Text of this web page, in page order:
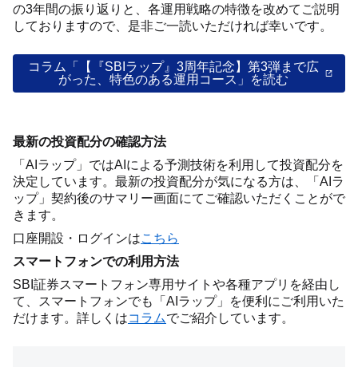
の3年間の振り返りと、各運用戦略の特徴を改めてご説明
しておりますので、是非ご一読いただければ幸いです。
コラム「【『SBIラップ』3周年記念】第3弾まで広
がった、特色のある運用コース」を読む
最新の投資配分の確認方法
「AIラップ」ではAIによる予測技術を利用して投資配分を
決定しています。最新の投資配分が気になる方は、「AIラ
ップ」契約後のサマリー画面にてご確認いただくことがで
きます。
口座開設・ログインはこちら
スマートフォンでの利用方法
SBI証券スマートフォン専用サイトや各種アプリを経由し
て、スマートフォンでも「AIラップ」を便利にご利用いた
だけます。詳しくはコラムでご紹介しています。